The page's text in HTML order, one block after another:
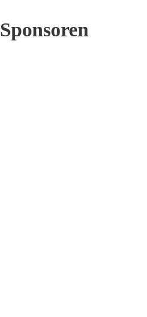
Sponsoren